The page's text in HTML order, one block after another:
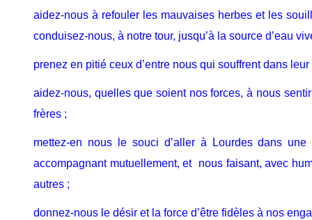
aidez-nous à refouler les mauvaises herbes et les
conduisez-nous, à notre tour, jusqu’à la source d’eau
prenez en pitié ceux d’entre nous qui souffrent dans
aidez-nous, quelles que soient nos forces, à nous
frères ;
mettez-en nous le souci d’aller à Lourdes dans
accompagnant mutuellement, et nous faisant, avec
autres ;
donnez-nous le désir et la force d’être fidèles à nos